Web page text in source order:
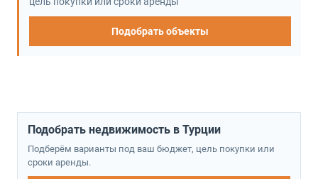
Подобрать объекты
Подобрать недвижимость в Турции
Подберём варианты под ваш бюджет, цель покупки или
сроки аренды.